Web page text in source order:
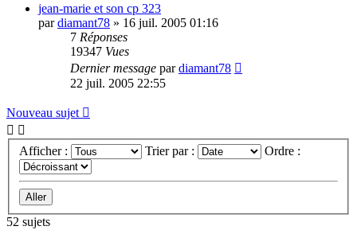
jean-marie et son cp 323
pardiamant78 » 16 juil. 2005 01:16
7 Réponses
19347 Vues
Dernier message pardiamant78
22 juil. 2005 22:55
Nouveau sujet
Afficher : Trier par : Ordre :
52 sujets